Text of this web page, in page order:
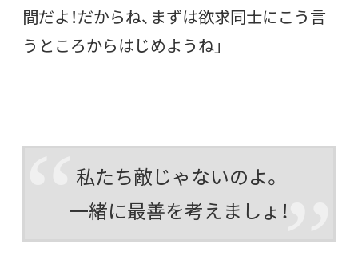
間だよ！だからね、まずは欲求同士にこう言
うところからはじめようね」
私たち敵じゃないのよ。
一緒に最善を考えましょ！